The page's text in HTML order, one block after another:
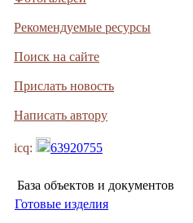
Рекомендуемые ресурсы
Поиск на сайте
Прислать новость
Написать автору
icq: 63920755
База объектов и документов
Готовые изделия